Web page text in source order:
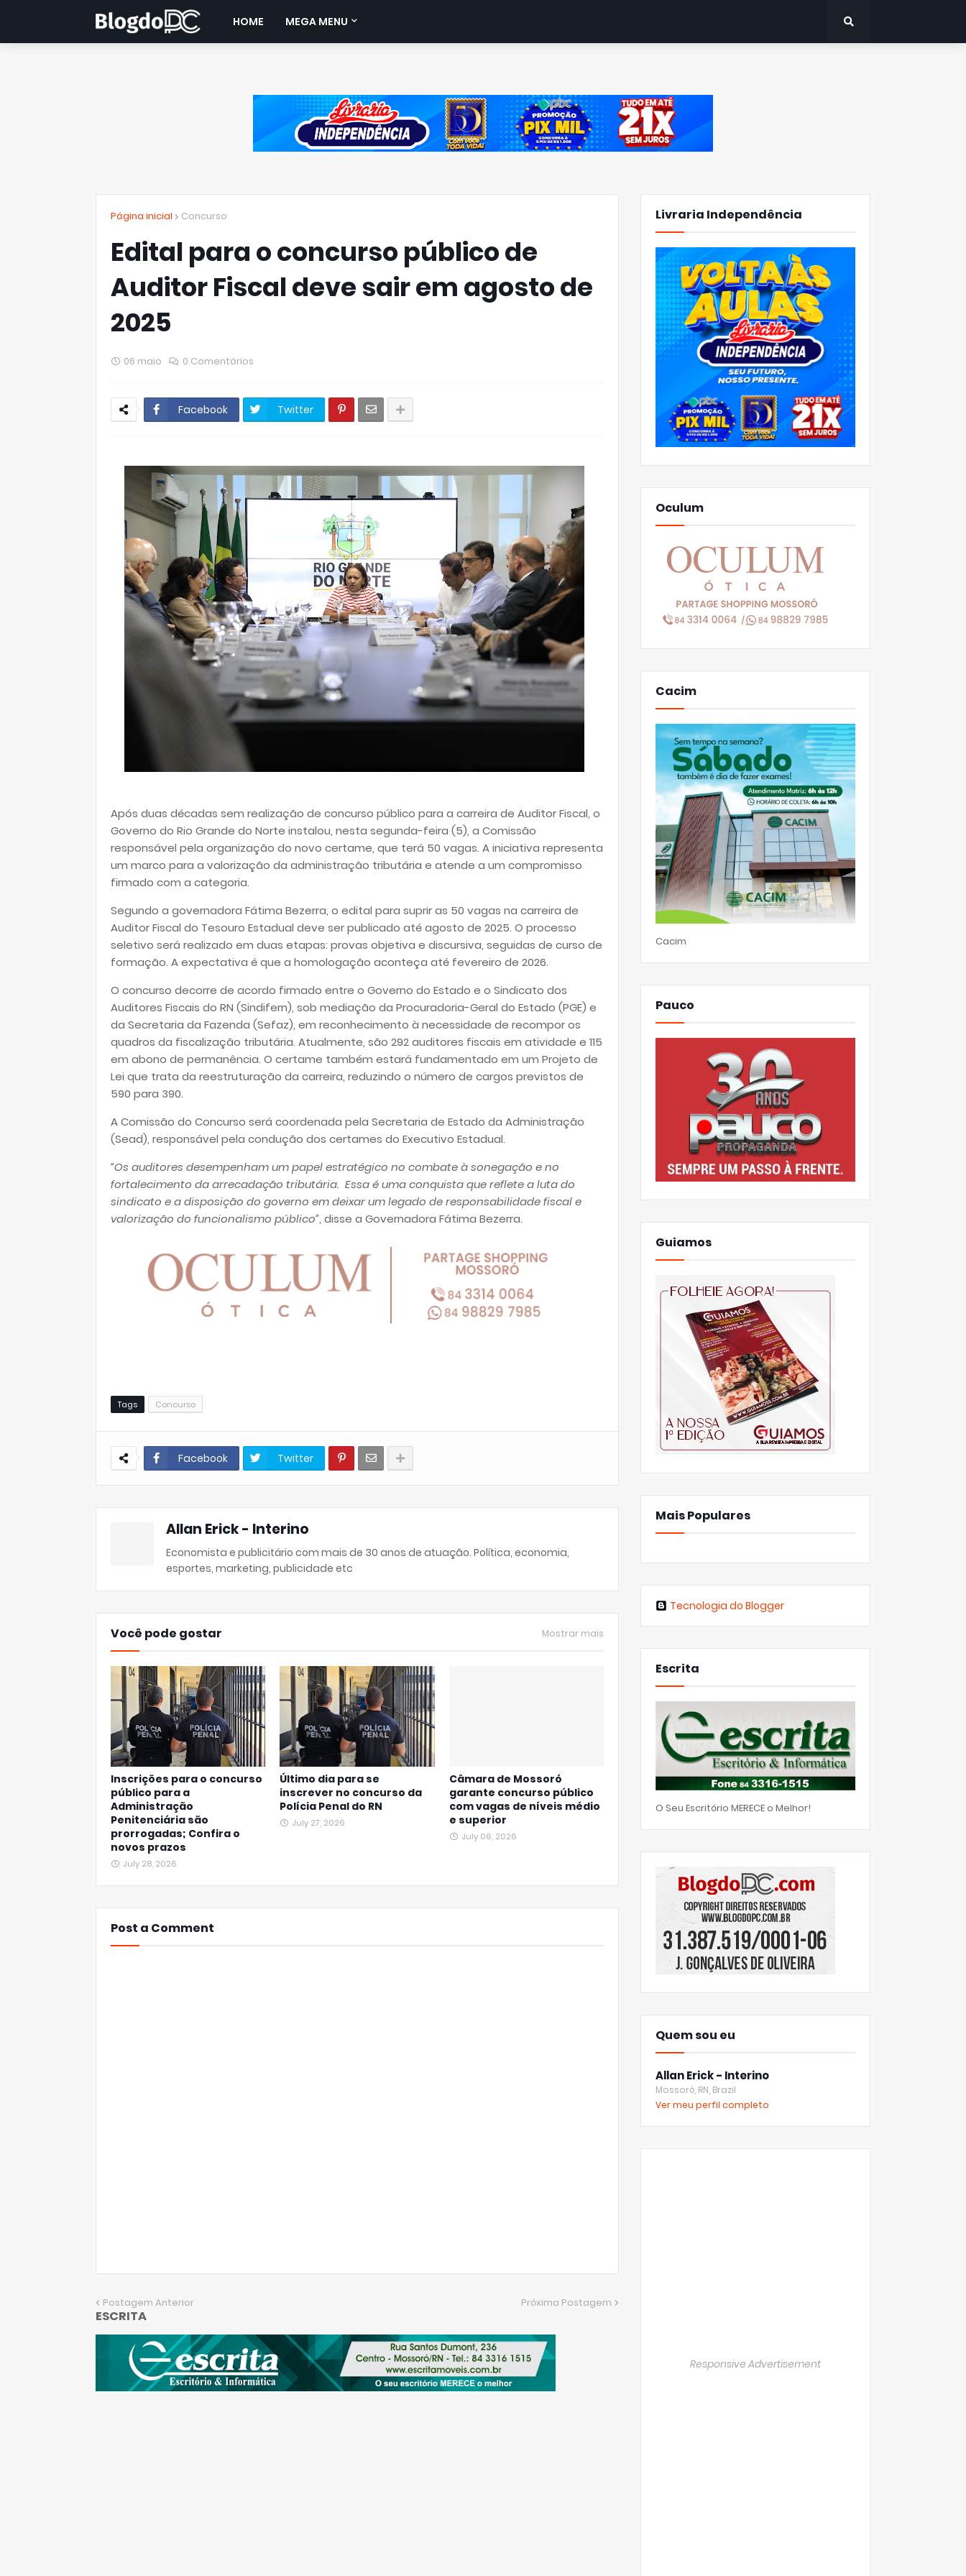
HOME MEGA MENU
Página inicial Concurso
Edital para o concurso público de
Auditor Fiscal deve sair em agosto de
2025
06 maio 0 Comentários
Facebook Twitter
Após duas décadas sem realização de concurso público para a carreira de Auditor Fiscal, o
Governo do Rio Grande do Norte instalou, nesta segunda-feira (5), a Comissão
responsável pela organização do novo certame, que terá 50 vagas. A iniciativa representa
um marco para a valorização da administração tributária e atende a um compromisso
firmado com a categoria.
Segundo a governadora Fátima Bezerra, o edital para suprir as 50 vagas na carreira de
Auditor Fiscal do Tesouro Estadual deve ser publicado até agosto de 2025. O processo
seletivo será realizado em duas etapas: provas objetiva e discursiva, seguidas de curso de
formação. A expectativa é que a homologação aconteça até fevereiro de 2026.
O concurso decorre de acordo firmado entre o Governo do Estado e o Sindicato dos
Auditores Fiscais do RN (Sindifern), sob mediação da Procuradoria-Geral do Estado (PGE) e
da Secretaria da Fazenda (Sefaz), em reconhecimento à necessidade de recompor os
quadros da fiscalização tributária. Atualmente, são 292 auditores fiscais em atividade e 115
em abono de permanência. O certame também estará fundamentado em um Projeto de
Lei que trata da reestruturação da carreira, reduzindo o número de cargos previstos de
590 para 390.
A Comissão do Concurso será coordenada pela Secretaria de Estado da Administração
(Sead), responsável pela condução dos certames do Executivo Estadual.
“Os auditores desempenham um papel estratégico no combate à sonegação e no
fortalecimento da arrecadação tributária. Essa é uma conquista que reflete a luta do
sindicato e a disposição do governo em deixar um legado de responsabilidade fiscal e
valorização do funcionalismo público”, disse a Governadora Fátima Bezerra.
Tags Concurso
Facebook Twitter
Allan Erick - Interino
Economista e publicitário com mais de 30 anos de atuação. Política, economia,
esportes, marketing, publicidade etc
Você pode gostar Mostrar mais
Inscrições para o concurso
público para a
Administração
Penitenciária são
prorrogadas; Confira o
novos prazos
July 28, 2026
Último dia para se
inscrever no concurso da
Polícia Penal do RN
July 27, 2026
Câmara de Mossoró
garante concurso público
com vagas de níveis médio
e superior
July 06, 2026
Post a Comment
Postagem Anterior Próxima Postagem
ESCRITA
Livraria Independência
Oculum
Cacim
Cacim
Pauco
Guiamos
Mais Populares
Tecnologia do Blogger
Escrita
O Seu Escritório MERECE o Melhor!
Quem sou eu
Allan Erick - Interino
Mossoró, RN, Brazil
Ver meu perfil completo
Responsive Advertisement